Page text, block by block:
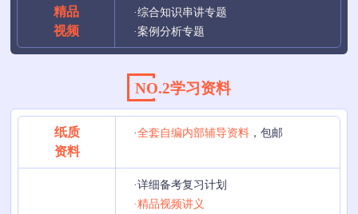
精品
视频
·综合知识串讲专题
·案例分析专题
NO.2学习资料
纸质
资料
·全套自编内部辅导资料 ，包邮
·详细备考复习计划
·精品视频讲义